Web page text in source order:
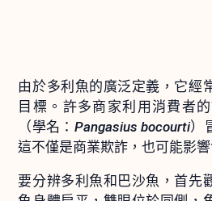
由於多利魚的廣泛定義，它經
目標。許多商家利用消費者
（學名： Pangasius bocourti）
這不僅是商業欺詐，也可能影響
要分辨多利魚和巴沙魚，首先